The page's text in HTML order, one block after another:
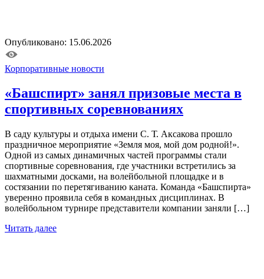
Опубликовано: 15.06.2026
Корпоративные новости
«Башспирт» занял призовые места в
спортивных соревнованиях
В саду культуры и отдыха имени С. Т. Аксакова прошло
праздничное мероприятие «Земля моя, мой дом родной!».
Одной из самых динамичных частей программы стали
спортивные соревнования, где участники встретились за
шахматными досками, на волейбольной площадке и в
состязании по перетягиванию каната. Команда «Башспирта»
уверенно проявила себя в командных дисциплинах. В
волейбольном турнире представители компании заняли […]
Читать далее